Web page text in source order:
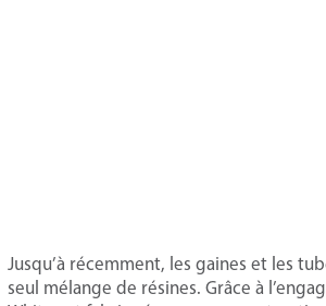
Jusqu’à récemment, les gaines et les
seul mélange de résines. Grâce à